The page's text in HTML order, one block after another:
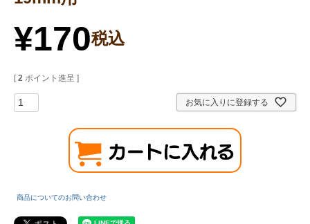
¥170税込
[ 2 ポイント進呈 ]
お気に入りに登録する
商品についてのお問い合わせ